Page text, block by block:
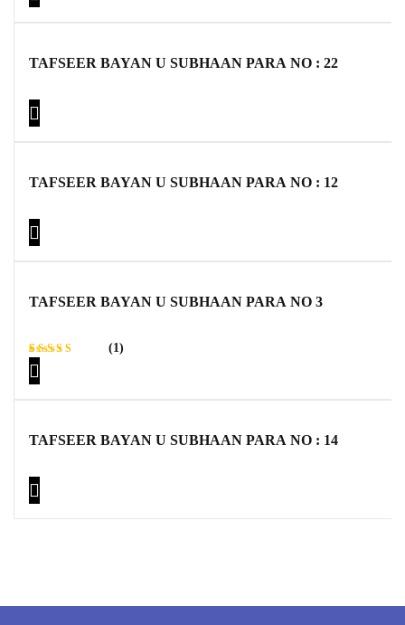
TAFSEER BAYAN U SUBHAAN PARA NO : 22
TAFSEER BAYAN U SUBHAAN PARA NO : 12
TAFSEER BAYAN U SUBHAAN PARA NO 3
Rated
5.00
of 5
1
(1)
TAFSEER BAYAN U SUBHAAN PARA NO : 14